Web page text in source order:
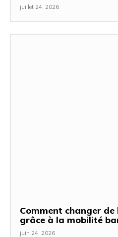
juillet 24, 2026
Comment changer
grâce à la mobilité
juin 24, 2026